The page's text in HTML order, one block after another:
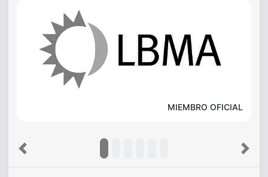
MIEMBRO OFICIAL
Previous Next